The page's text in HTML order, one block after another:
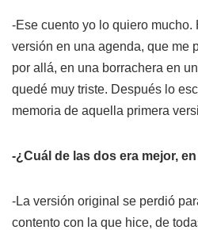
-Ese cuento yo lo quiero mucho.
versión en una agenda, que me
por allá, en una borrachera en
quedé muy triste. Después lo
memoria de aquella primera
-¿Cuál de las dos era mejor,
-La versión original se perdió
contento con la que hice, de